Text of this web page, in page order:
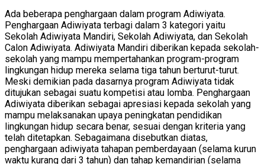
Ada beberapa penghargaan dalam program Adiwiyata.
Penghargaan Adiwiyata terbagi dalam 3 kategori yaitu
Sekolah Adiwiyata Mandiri, Sekolah Adiwiyata, dan Sekolah
Calon Adiwiyata. Adiwiyata Mandiri diberikan kepada sekolah-
sekolah yang mampu mempertahankan program-program
lingkungan hidup mereka selama tiga tahun berturut-turut.
Meski demikian pada dasarnya program Adiwiyata tidak
ditujukan sebagai suatu kompetisi atau lomba. Penghargaan
Adiwiyata diberikan sebagai apresiasi kepada sekolah yang
mampu melaksanakan upaya peningkatan pendidikan
lingkungan hidup secara benar, sesuai dengan kriteria yang
telah ditetapkan. Sebagaimana disebutkan diatas,
penghargaan adiwiyata tahapan pemberdayaan (selama kurun
waktu kurang dari 3 tahun) dan tahap kemandirian (selama